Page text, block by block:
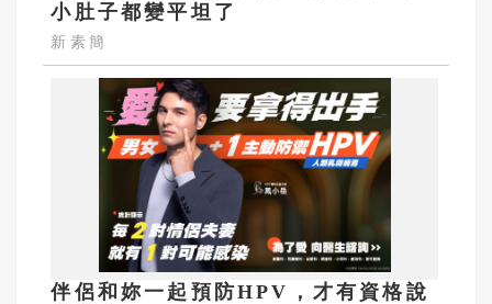
小肚子都變平坦了
新素簡
伴侶和妳一起預防HPV，才有資格說